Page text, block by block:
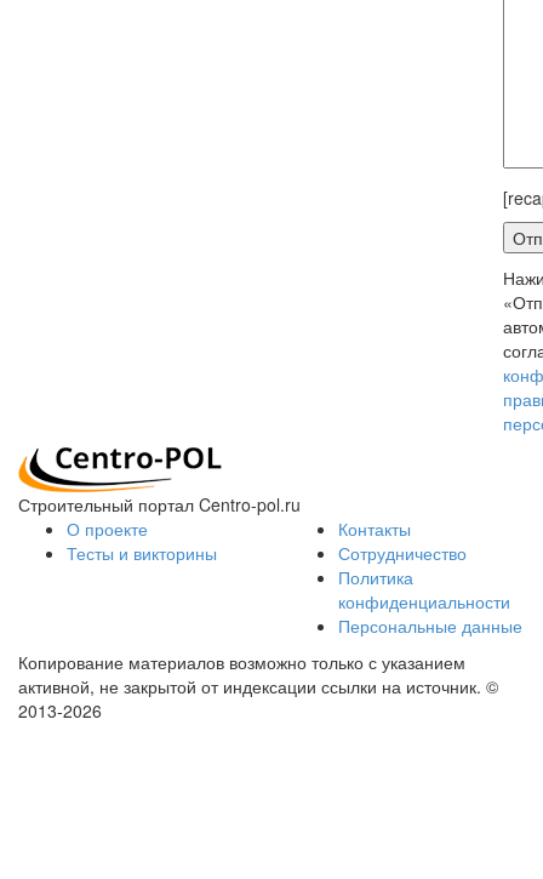
Строительный портал Centro-pol.ru
О проекте
Тесты и викторины
Контакты
Сотрудничество
Политика
конфиденциальности
Персональные данные
Копирование материалов возможно только с указанием
активной, не закрытой от индексации ссылки на источник. ©
2013-2026